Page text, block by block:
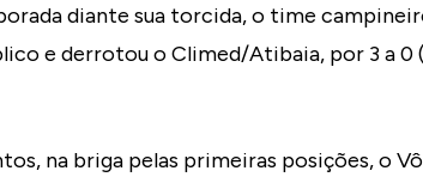
diante sua torcida, o time
e derrotou o Climed/Atibaia, por 3 a 0
na briga pelas primeiras posições, o